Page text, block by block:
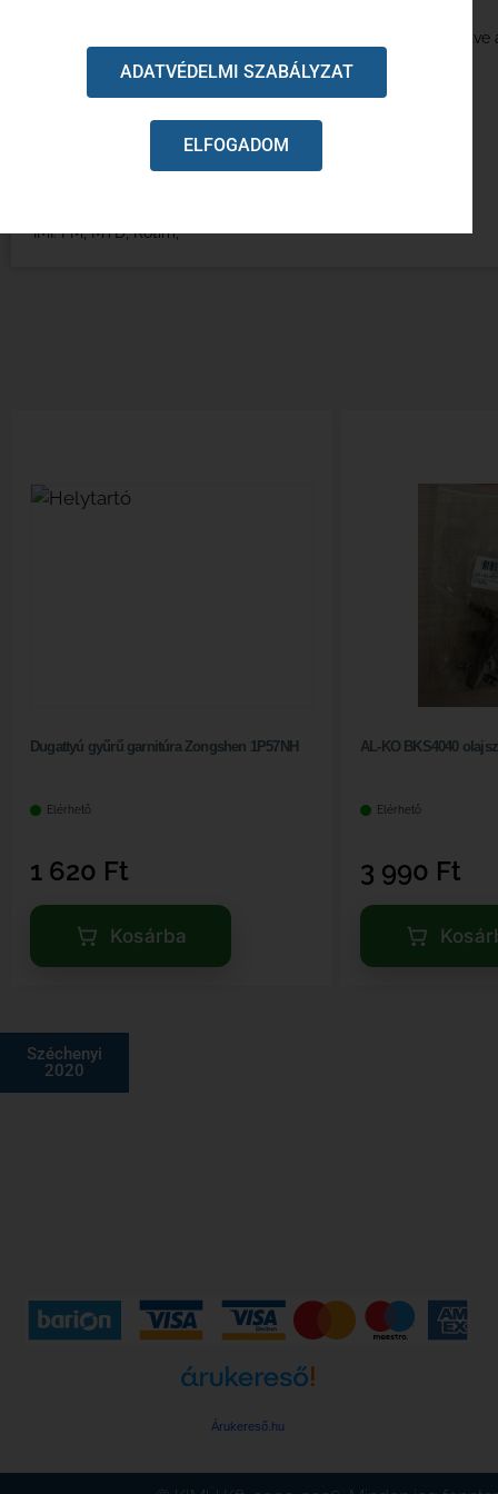
Komplett műanyag fűnyírókerék. A dísztárcsa egybe van
Külső átmérő:135 mm
Futófelület szélesség:35 mm
IMI: FM, MTD, Rotim,
Dugattyú gyűrű garnitúra Zongshen 1P57NH
Elérhető
1 620 Ft
Kosárba
AL-KO BKS4040
Elérhető
3 990 Ft
Árukereső.hu
Széchenyi
2020
ADATVÉDELMI SZABÁLYZAT
ELFOGADOM